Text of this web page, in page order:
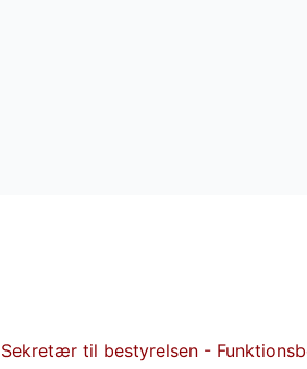
Sekretær til bestyrelsen -